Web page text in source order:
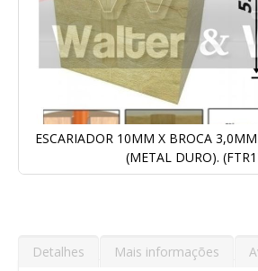
ESCARIADOR 10MM X BROCA
(METAL DURO).
Detalhes Mais informações